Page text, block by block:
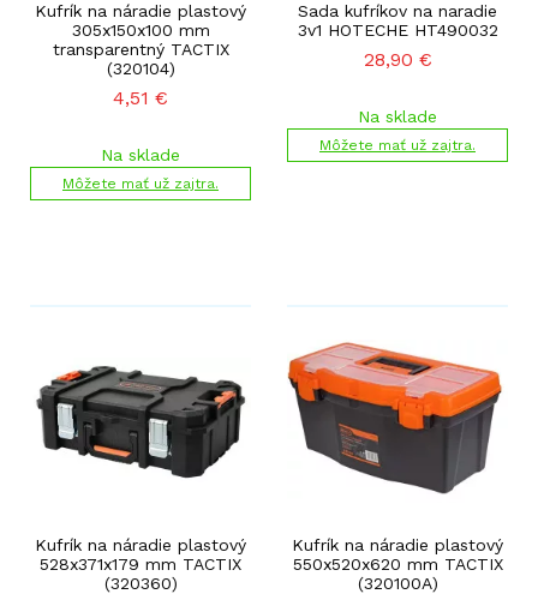
Kufrík na náradie plastový
305x150x100 mm
transparentný TACTIX
(320104)
4,51 €
Na sklade
Môžete mať už zajtra.
Sada kufríkov na naradie
3v1 HOTECHE HT490032
28,90 €
Na sklade
Môžete mať už zajtra.
Kufrík na náradie plastový
528x371x179 mm TACTIX
(320360)
Kufrík na náradie plastový
550x520x620 mm TACTIX
(320100A)